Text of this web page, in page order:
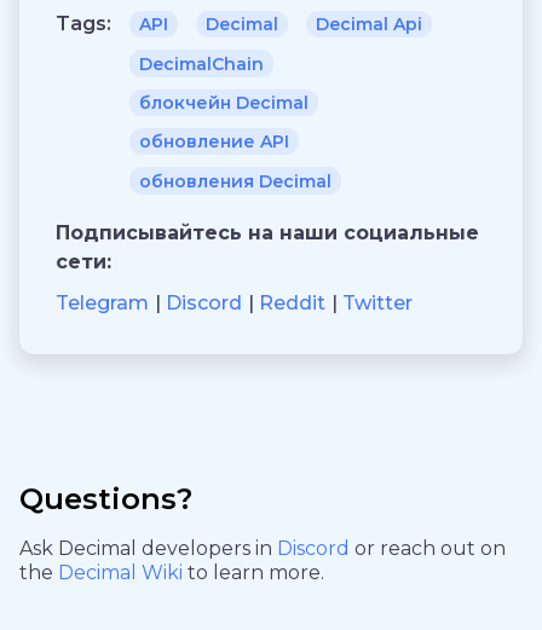
Tags: API Decimal
Decimal Api
DecimalChain
блокчейн Decimal
обновление API
обновления Decimal
Подписывайтесь на наши социальные
сети:
Telegram
Discord Reddit Twitter
Questions?
Ask Decimal developers in Discord or reach out on
the Decimal Wiki to learn more.